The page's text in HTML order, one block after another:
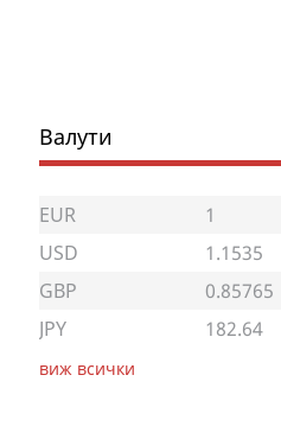
Валути
EUR 1
USD
1.1535
GBP
0.85765
JPY
182.64
виж всички